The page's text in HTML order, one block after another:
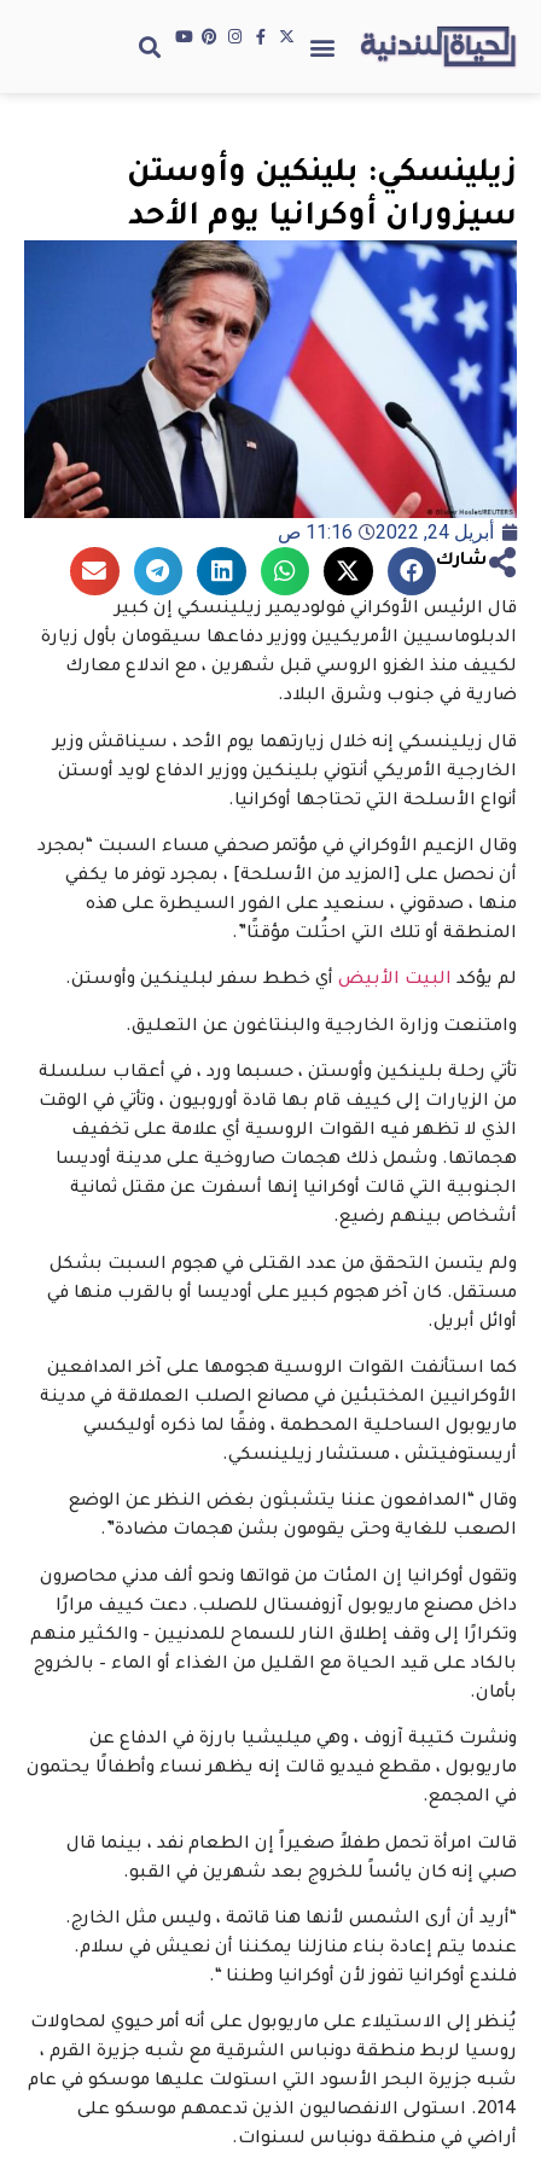
زيلينسكي: بلينكين وأوستن
سيزوران أوكرانيا يوم الأحد
أبريل 24, 2022 11:16 ص
شارك
قال الرئيس الأوكراني فولوديمير زيلينسكي إن كبير
الدبلوماسيين الأمريكيين ووزير دفاعها سيقومان بأول زيارة
لكييف منذ الغزو الروسي قبل شهرين ، مع اندلاع معارك
ضارية في جنوب وشرق البلاد.
قال زيلينسكي إنه خلال زيارتهما يوم الأحد ، سيناقش وزير
الخارجية الأمريكي أنتوني بلينكين ووزير الدفاع لويد أوستن
أنواع الأسلحة التي تحتاجها أوكرانيا.
وقال الزعيم الأوكراني في مؤتمر صحفي مساء السبت “بمجرد
أن نحصل على [المزيد من الأسلحة] ، بمجرد توفر ما يكفي
منها ، صدقوني ، سنعيد على الفور السيطرة على هذه
المنطقة أو تلك التي احتُلت مؤقتًا”.
لم يؤكد البيت الأبيض أي خطط سفر لبلينكين وأوستن.
وامتنعت وزارة الخارجية والبنتاغون عن التعليق.
تأتي رحلة بلينكين وأوستن ، حسبما ورد ، في أعقاب سلسلة
من الزيارات إلى كييف قام بها قادة أوروبيون ، وتأتي في الوقت
الذي لا تظهر فيه القوات الروسية أي علامة على تخفيف
هجماتها. وشمل ذلك هجمات صاروخية على مدينة أوديسا
الجنوبية التي قالت أوكرانيا إنها أسفرت عن مقتل ثمانية
أشخاص بينهم رضيع.
ولم يتسن التحقق من عدد القتلى في هجوم السبت بشكل
مستقل. كان آخر هجوم كبير على أوديسا أو بالقرب منها في
أوائل أبريل.
كما استأنفت القوات الروسية هجومها على آخر المدافعين
الأوكرانيين المختبئين في مصانع الصلب العملاقة في مدينة
ماريوبول الساحلية المحطمة ، وفقًا لما ذكره أوليكسي
أريستوفيتش ، مستشار زيلينسكي.
وقال “المدافعون عننا يتشبثون بغض النظر عن الوضع
الصعب للغاية وحتى يقومون بشن هجمات مضادة”.
وتقول أوكرانيا إن المئات من قواتها ونحو ألف مدني محاصرون
داخل مصنع ماريوبول آزوفستال للصلب. دعت كييف مرارًا
وتكرارًا إلى وقف إطلاق النار للسماح للمدنيين – والكثير منهم
بالكاد على قيد الحياة مع القليل من الغذاء أو الماء – بالخروج
بأمان.
ونشرت كتيبة آزوف ، وهي ميليشيا بارزة في الدفاع عن
ماريوبول ، مقطع فيديو قالت إنه يظهر نساء وأطفالًا يحتمون
في المجمع.
قالت امرأة تحمل طفلاً صغيراً إن الطعام نفد ، بينما قال
صبي إنه كان يائساً للخروج بعد شهرين في القبو.
“أريد أن أرى الشمس لأنها هنا قاتمة ، وليس مثل الخارج.
عندما يتم إعادة بناء منازلنا يمكننا أن نعيش في سلام.
فلندع أوكرانيا تفوز لأن أوكرانيا وطننا “.
يُنظر إلى الاستيلاء على ماريوبول على أنه أمر حيوي لمحاولات
روسيا لربط منطقة دونباس الشرقية مع شبه جزيرة القرم ،
شبه جزيرة البحر الأسود التي استولت عليها موسكو في عام
2014. استولى الانفصاليون الذين تدعمهم موسكو على
أراضي في منطقة دونباس لسنوات.